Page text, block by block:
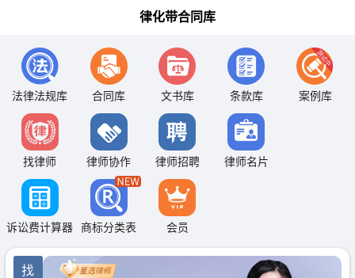
律化带合同库
法律法规库 合同库 文书库 条款库 案例库
找律师 律师协作 律师招聘 律师名片
诉讼费计算器 商标分类表 会员
找